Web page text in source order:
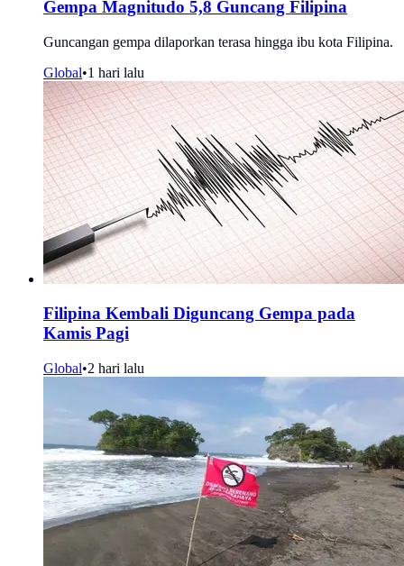
Gempa Magnitudo 5,8 Guncang Filipina
Guncangan gempa dilaporkan terasa hingga ibu kota Filipina.
Global•1 hari lalu
Filipina Kembali Diguncang Gempa pada
Kamis Pagi
Global•2 hari lalu